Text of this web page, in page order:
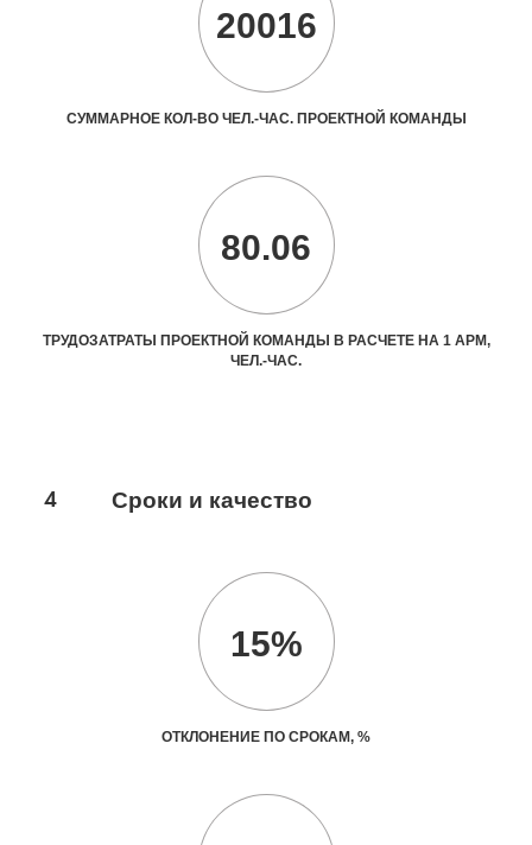
20016
СУММАРНОЕ КОЛ-ВО ЧЕЛ.-ЧАС. ПРОЕКТНОЙ КОМАНДЫ
80.06
ТРУДОЗАТРАТЫ ПРОЕКТНОЙ КОМАНДЫ В РАСЧЕТЕ НА 1 АРМ,
ЧЕЛ.-ЧАС.
4 Сроки и качество
15%
ОТКЛОНЕНИЕ ПО СРОКАМ, %